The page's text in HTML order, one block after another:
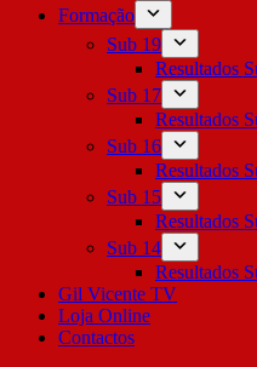
Formação
Sub 19
Resultados
Sub 17
Resultados
Sub 16
Resultados
Sub 15
Resultados
Sub 14
Resultados
Gil Vicente TV
Loja Online
Contactos